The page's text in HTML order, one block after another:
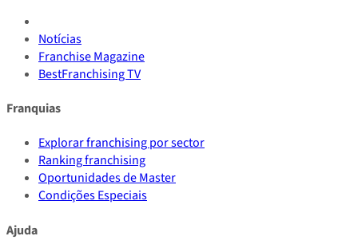
Notícias
Franchise Magazine
BestFranchising TV
Franquias
Explorar franchising por sector
Ranking franchising
Oportunidades de Master
Condições Especiais
Ajuda